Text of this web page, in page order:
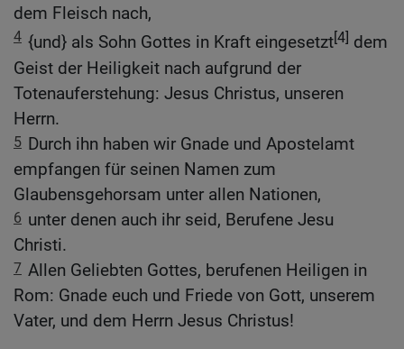
dem Fleisch nach,
4 {und} als Sohn Gottes in Kraft eingesetzt[4] dem
Geist der Heiligkeit nach aufgrund der
Totenauferstehung: Jesus Christus, unseren
Herrn.
5 Durch ihn haben wir Gnade und Apostelamt
empfangen für seinen Namen zum
Glaubensgehorsam unter allen Nationen,
6 unter denen auch ihr seid, Berufene Jesu
Christi.
7 Allen Geliebten Gottes, berufenen Heiligen in
Rom: Gnade euch und Friede von Gott, unserem
Vater, und dem Herrn Jesus Christus!